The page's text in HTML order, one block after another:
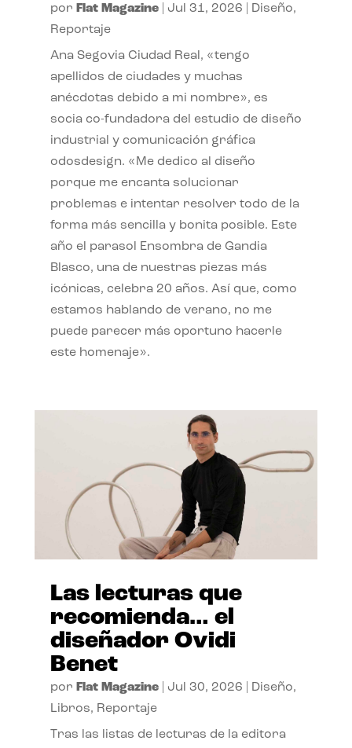
por Flat Magazine| Jul 31, 2026 Diseño,
Reportaje
Ana Segovia Ciudad Real, «tengo
apellidos de ciudades y muchas
anécdotas debido a mi nombre», es
socia co-fundadora del estudio de diseño
industrial y comunicación gráfica
odosdesign. «Me dedico al diseño
porque me encanta solucionar
problemas e intentar resolver todo de la
forma más sencilla y bonita posible. Este
año el parasol Ensombra de Gandia
Blasco, una de nuestras piezas más
icónicas, celebra 20 años. Así que, como
estamos hablando de verano, no me
puede parecer más oportuno hacerle
este homenaje».
Las lecturas que
recomienda… el
diseñador Ovidi
Benet
por Flat Magazine| Jul 30, 2026 Diseño,
Libros, Reportaje
Tras las listas de lecturas de la editora